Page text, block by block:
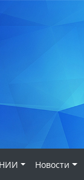
Новости